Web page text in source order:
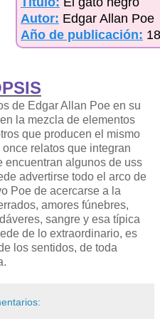
Autor: Edgar Allan Poe
Año de publicación:
de Edgar Allan Poe en su
la mezcla de elementos
que producen el mismo
relatos que integran
encuentran algunos de uss
advertirse todo el arco de
Poe de acercarse a la
amores fúnebres,
sangre y esa típica
de lo extraordinario, es
los sentidos, de toda